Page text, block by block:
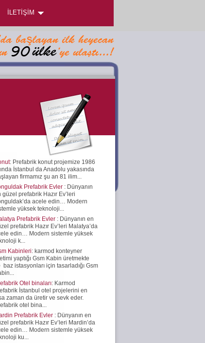
İLETİŞİM
: Prefabrik konut projemize 1986
İstanbul da Anadolu yakasında
firmamız şu an 81 ilim...
Prefabrik Evler : Dünyanın
güzel prefabrik Hazır Ev’leri
acele edin… Modern
yüksek teknoloji...
Prefabrik Evler : Dünyanın en
prefabrik Hazır Ev’leri Malatya’da
edin… Modern sistemle yüksek
k...
Kabinleri: karmod konteyner
yaptığı Gsm Kabin üretmekte
baz istasyonları için tasarladığı Gsm
Otel binaları: Karmod
İstanbul otel projelerini en
zaman da üretir ve sevk eder.
otel bina...
Prefabrik Evler : Dünyanın en
prefabrik Hazır Ev’leri Mardin’da
edin… Modern sistemle yüksek
ku...